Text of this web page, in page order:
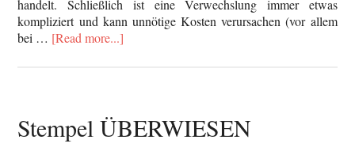
handelt. Schließlich ist eine Verwechslung immer etwas
kompliziert und kann unnötige Kosten verursachen (vor allem
bei … [Read more...]
Stempel ÜBERWIESEN